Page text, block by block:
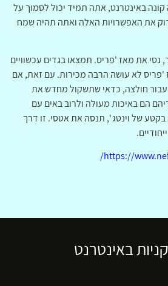
באינטרנט, אתה תמיד יכול לסמוך על
את האפשרויות האלה ואתה תהיה שמח
נסי את מאז 'פריס. תמצאו בגדים עכשוויים
'פריס לא עושה הרבה מכירות. עם זאת, אם
לשלם 300 דולר עבור חולצה, כדאי שתשקול מחדש את
הם באיכות מעולה ולרוב באים עם
בקטע של וינטג ', תנסה את אטסי. זו דרך
https://
באינטרנט